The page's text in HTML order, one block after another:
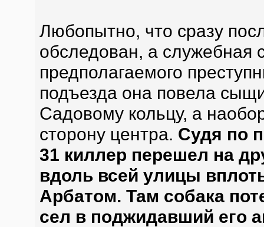
Любопытно, что сразу
обследован, а служебная
предполагаемого
подъезда она повела
Садовому кольцу, а
сторону центра. Судя по
31 киллер перешел на
вдоль всей улицы
Арбатом. Там собака
сел в поджидавший его